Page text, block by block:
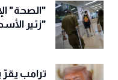
"زئير
ترامب